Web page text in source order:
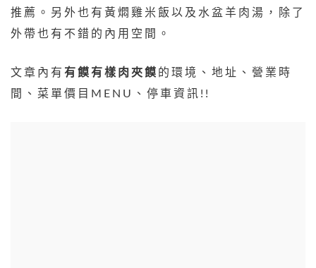
推薦。另外也有黃燜雞米飯以及水盆羊肉湯，除了
外帶也有不錯的內用空間。
文章內有 有饃有樣肉夾饃 的環境、地址、營業時
間、菜單價目MENU、停車資訊!!